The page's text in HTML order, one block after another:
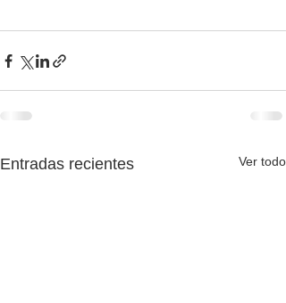
Entradas recientes Ver todo